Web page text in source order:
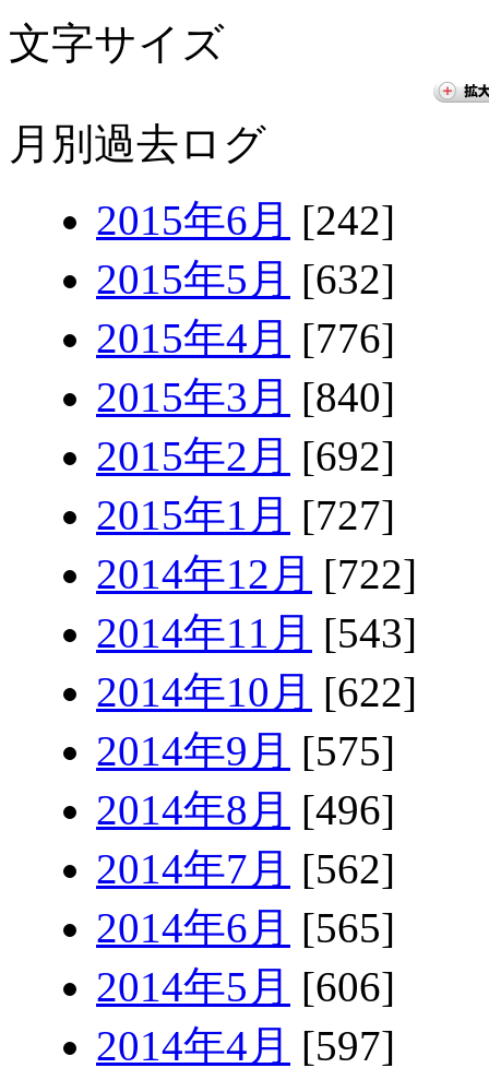
文字サイズ
月別過去ログ
2015年6月 [242]
2015年5月 [632]
2015年4月 [776]
2015年3月 [840]
2015年2月 [692]
2015年1月 [727]
2014年12月 [722]
2014年11月 [543]
2014年10月 [622]
2014年9月 [575]
2014年8月 [496]
2014年7月 [562]
2014年6月 [565]
2014年5月 [606]
2014年4月 [597]